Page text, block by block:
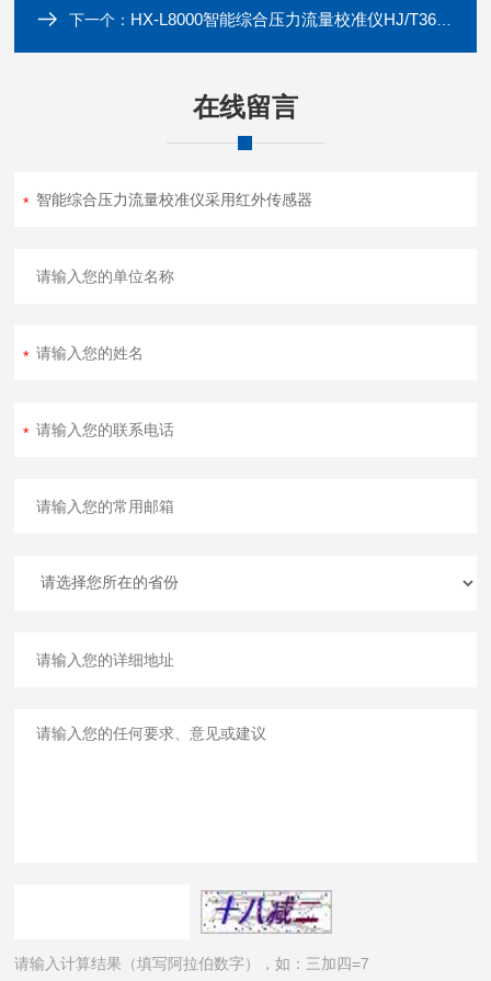
下一个： HX-L8000智能综合压力流量校准仪HJ/T368-2007
在线留言
请输入计算结果（填写阿拉伯数字），如：三加四=7